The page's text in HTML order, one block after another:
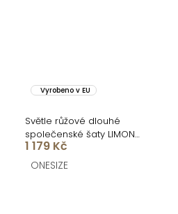
Vyrobeno v EU
Světle růžové dlouhé
společenské šaty LIMONA
s průstřihy
1 179 Kč
ONESIZE